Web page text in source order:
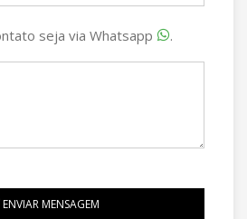
seja via Whatsapp .
ENVIAR MENSAGEM